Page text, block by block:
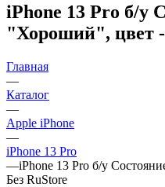
iPhone 13 Pro б/у
"Хороший", цвет
Главная
—
Каталог
—
Apple iPhone
—
iPhone 13 Pro
—iPhone 13 Pro б/у
Без RuStore